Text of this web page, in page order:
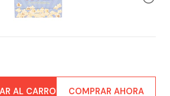
AL CARRO COMPRAR AHORA